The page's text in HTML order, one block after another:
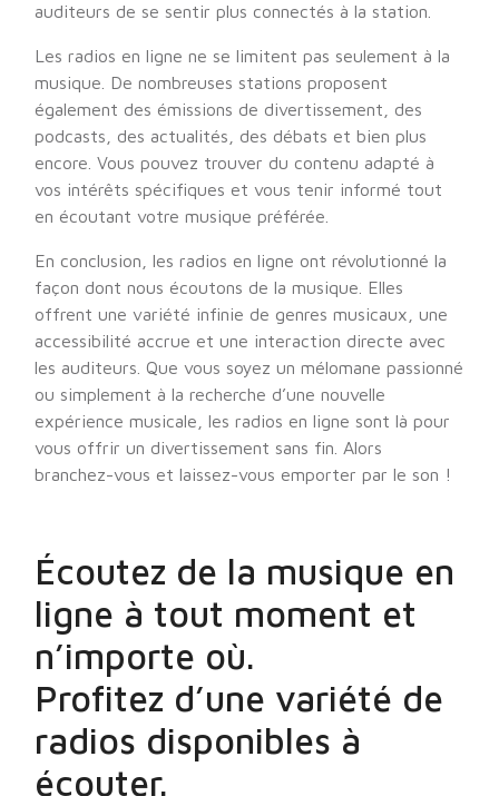
auditeurs de se sentir plus connectés à la station.
Les radios en ligne ne se limitent pas seulement à la
musique. De nombreuses stations proposent
également des émissions de divertissement, des
podcasts, des actualités, des débats et bien plus
encore. Vous pouvez trouver du contenu adapté à
vos intérêts spécifiques et vous tenir informé tout
en écoutant votre musique préférée.
En conclusion, les radios en ligne ont révolutionné la
façon dont nous écoutons de la musique. Elles
offrent une variété infinie de genres musicaux, une
accessibilité accrue et une interaction directe avec
les auditeurs. Que vous soyez un mélomane passionné
ou simplement à la recherche d’une nouvelle
expérience musicale, les radios en ligne sont là pour
vous offrir un divertissement sans fin. Alors
branchez-vous et laissez-vous emporter par le son !
Écoutez de la musique en
ligne à tout moment et
n’importe où.
Profitez d’une variété de
radios disponibles à
écouter.